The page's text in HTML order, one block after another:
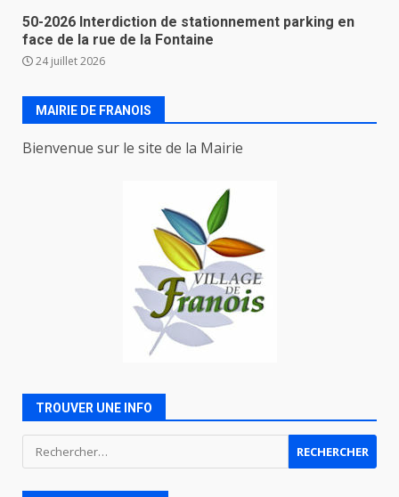
50-2026 Interdiction de stationnement parking en
face de la rue de la Fontaine
24 juillet 2026
MAIRIE DE FRANOIS
Bienvenue sur le site de la Mairie
TROUVER UNE INFO
Rechercher :